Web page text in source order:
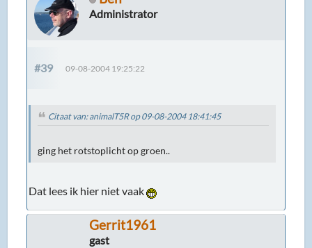
Administrator
#39 09-08-2004 19:25:22
Citaat van: animalT5R op 09-08-2004 18:41:45
ging het rotstoplicht op groen..
Dat lees ik hier niet vaak
Gerrit1961
gast